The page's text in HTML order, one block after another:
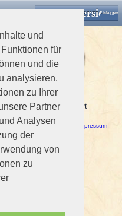
und
für
und die
analysieren.
zu Ihrer
Partner
Analysen
der
von
zu
Desktop VersionEinloggen
Profil kann nicht editiert
-Datenschutzerklärung Impressum